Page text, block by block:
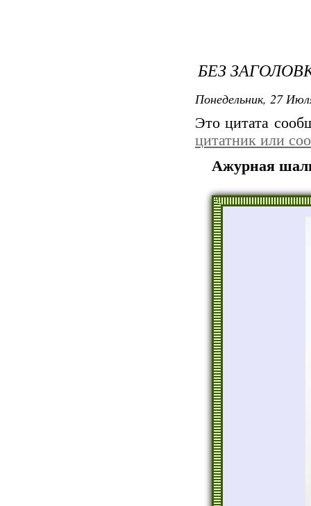
БЕЗ
Понедельник, 27
Это цитата
цитатник или
Ажурная